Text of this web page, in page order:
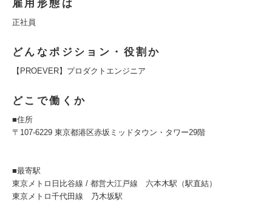
雇用形態は
正社員
どんなポジション・役割か
【PROEVER】プロダクトエンジニア
どこで働くか
■住所
〒107-6229 東京都港区赤坂ミッドタウン・タワー29階
■最寄駅
東京メトロ日比谷線 / 都営大江戸線 六本木駅（駅直結）
東京メトロ千代田線 乃木坂駅